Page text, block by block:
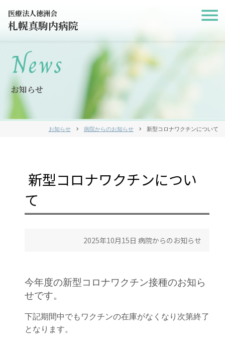
医療法人徳洲会
札幌真駒内病院
お知らせ
News
お知らせ chevron_right 病院からのお知らせ chevron_right 新型コロナワクチンについて
新型コロナワクチンについ
て
2025年10月15日 病院からのお知らせ
今年度の新型コロナワクチン接種のお知ら
せです。
下記期間中でもワクチンの在庫がなくなり次第終了
となります。